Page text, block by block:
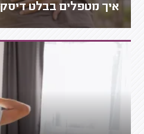
איך מטפלים בבלט דיסק‎‎?